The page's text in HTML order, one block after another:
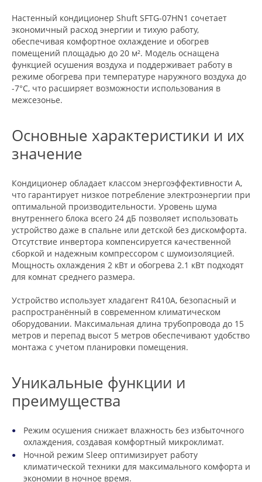
Настенный кондиционер Shuft SFTG-07HN1 сочетает
экономичный расход энергии и тихую работу,
обеспечивая комфортное охлаждение и обогрев
помещений площадью до 20 м². Модель оснащена
функцией осушения воздуха и поддерживает работу в
режиме обогрева при температуре наружного воздуха до
-7°C, что расширяет возможности использования в
межсезонье.
Основные характеристики и их
значение
Кондиционер обладает классом энергоэффективности А,
что гарантирует низкое потребление электроэнергии при
оптимальной производительности. Уровень шума
внутреннего блока всего 24 дБ позволяет использовать
устройство даже в спальне или детской без дискомфорта.
Отсутствие инвертора компенсируется качественной
сборкой и надежным компрессором с шумоизоляцией.
Мощность охлаждения 2 кВт и обогрева 2.1 кВт подходят
для комнат среднего размера.
Устройство использует хладагент R410A, безопасный и
распространённый в современном климатическом
оборудовании. Максимальная длина трубопровода до 15
метров и перепад высот 5 метров обеспечивают удобство
монтажа с учетом планировки помещения.
Уникальные функции и
преимущества
Режим осушения снижает влажность без избыточного
охлаждения, создавая комфортный микроклимат.
Ночной режим Sleep оптимизирует работу
климатической техники для максимального комфорта и
экономии в ночное время.